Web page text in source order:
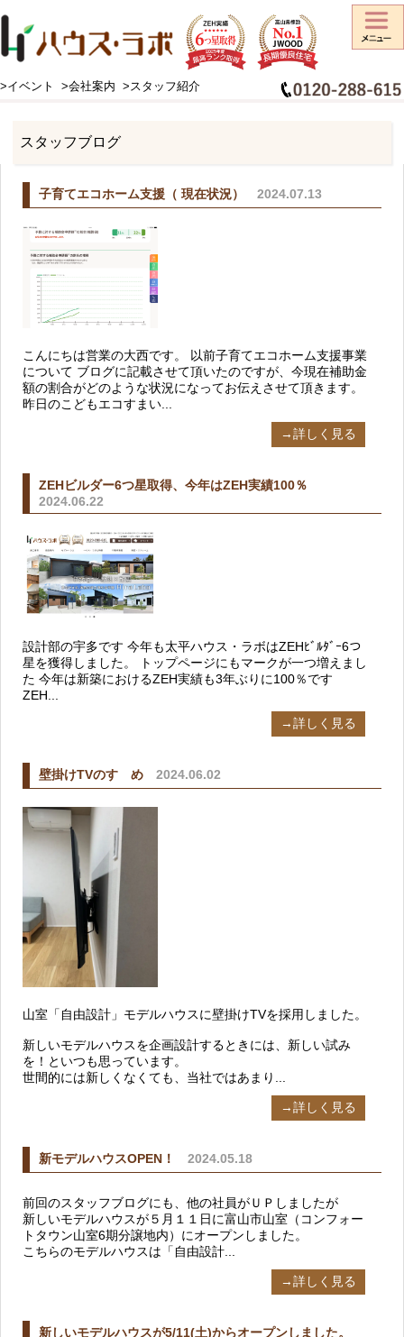
>イベント >会社案内 >スタッフ紹介
HOME > スタッフブログ
スタッフブログ
子育てエコホーム支援（ 現在状況） 2024.07.13
こんにちは営業の大西です。 以前子育てエコホーム支援事業
について ブログに記載させて頂いたのですが、今現在補助金
額の割合がどのような状況になってお伝えさせて頂きます。
昨日のこどもエコすまい...
→詳しく見る
ZEHビルダー6つ星取得、今年はZEH実績100％
2024.06.22
設計部の宇多です 今年も太平ハウス・ラボはZEHﾋﾞﾙﾀﾞｰ6つ
星を獲得しました。 トップページにもマークが一つ増えまし
た 今年は新築におけるZEH実績も3年ぶりに100％です
ZEH...
→詳しく見る
壁掛けTVのすゝめ 2024.06.02
山室「自由設計」モデルハウスに壁掛けTVを採用しました。
新しいモデルハウスを企画設計するときには、新しい試み
を！といつも思っています。
世間的には新しくなくても、当社ではあまり...
→詳しく見る
新モデルハウスOPEN！ 2024.05.18
前回のスタッフブログにも、他の社員がＵＰしましたが
新しいモデルハウスが５月１１日に富山市山室（コンフォー
トタウン山室6期分譲地内）にオープンしました。
こちらのモデルハウスは「自由設計...
→詳しく見る
新しいモデルハウスが5/11(土)からオープンしました。